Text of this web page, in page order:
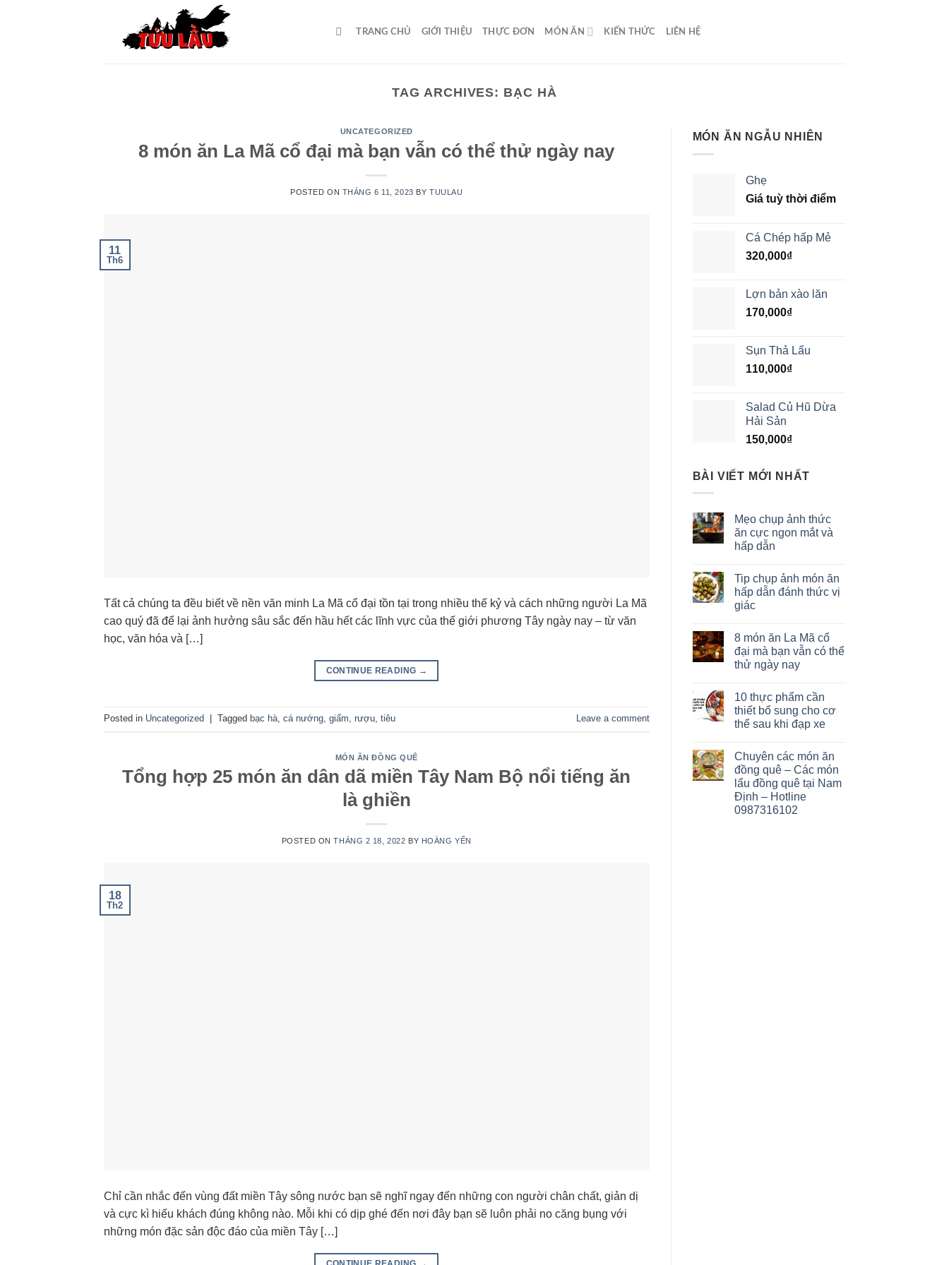
TRANG CHỦ GIỚI THIỆU THỰC ĐƠN MÓN ĂN KIẾN THỨC LIÊN HỆ
TAG ARCHIVES: BẠC HÀ
UNCATEGORIZED
8 món ăn La Mã cổ đại mà bạn vẫn có thể thử ngày nay
POSTED ON THÁNG 6 11, 2023 BY TUULAU
11
Th6
Tất cả chúng ta đều biết về nền văn minh La Mã cổ đại tồn tại trong nhiều thế kỷ và cách những người La Mã
cao quý đã để lại ảnh hưởng sâu sắc đến hầu hết các lĩnh vực của thế giới phương Tây ngày nay – từ văn
học, văn hóa và […]
CONTINUE READING →
Posted in Uncategorized Tagged bạc hà, cá nướng, giấm, rượu, tiêu Leave a comment
MÓN ĂN ĐỒNG QUÊ
Tổng hợp 25 món ăn dân dã miền Tây Nam Bộ nổi tiếng ăn
là ghiền
POSTED ONTHÁNG 2 18, 2022 BY HOÀNG YẾN
18
Th2
Chỉ cần nhắc đến vùng đất miền Tây sông nước bạn sẽ nghĩ ngay đến những con người chân chất, giản dị
và cực kì hiếu khách đúng không nào. Mỗi khi có dịp ghé đến nơi đây bạn sẽ luôn phải no căng bụng với
những món đặc sản độc đáo của miền Tây […]
MÓN ĂN NGẪU NHIÊN
Ghẹ
Giá tuỳ thời điểm
Cá Chép hấp Mẻ
320,000₫
Lợn bản xào lăn
170,000₫
Sụn Thả Lẩu
110,000₫
Salad Củ Hũ Dừa
Hải Sản
150,000₫
BÀI VIẾT MỚI NHẤT
Mẹo chụp ảnh thức
ăn cực ngon mắt và
hấp dẫn
Tip chụp ảnh món ăn
hấp dẫn đánh thức vị
giác
8 món ăn La Mã cổ
đại mà bạn vẫn có thể
thử ngày nay
10 thực phẩm cần
thiết bổ sung cho cơ
thể sau khi đạp xe
Chuyên các món ăn
đồng quê – Các món
lẩu đồng quê tại Nam
Định – Hotline
0987316102